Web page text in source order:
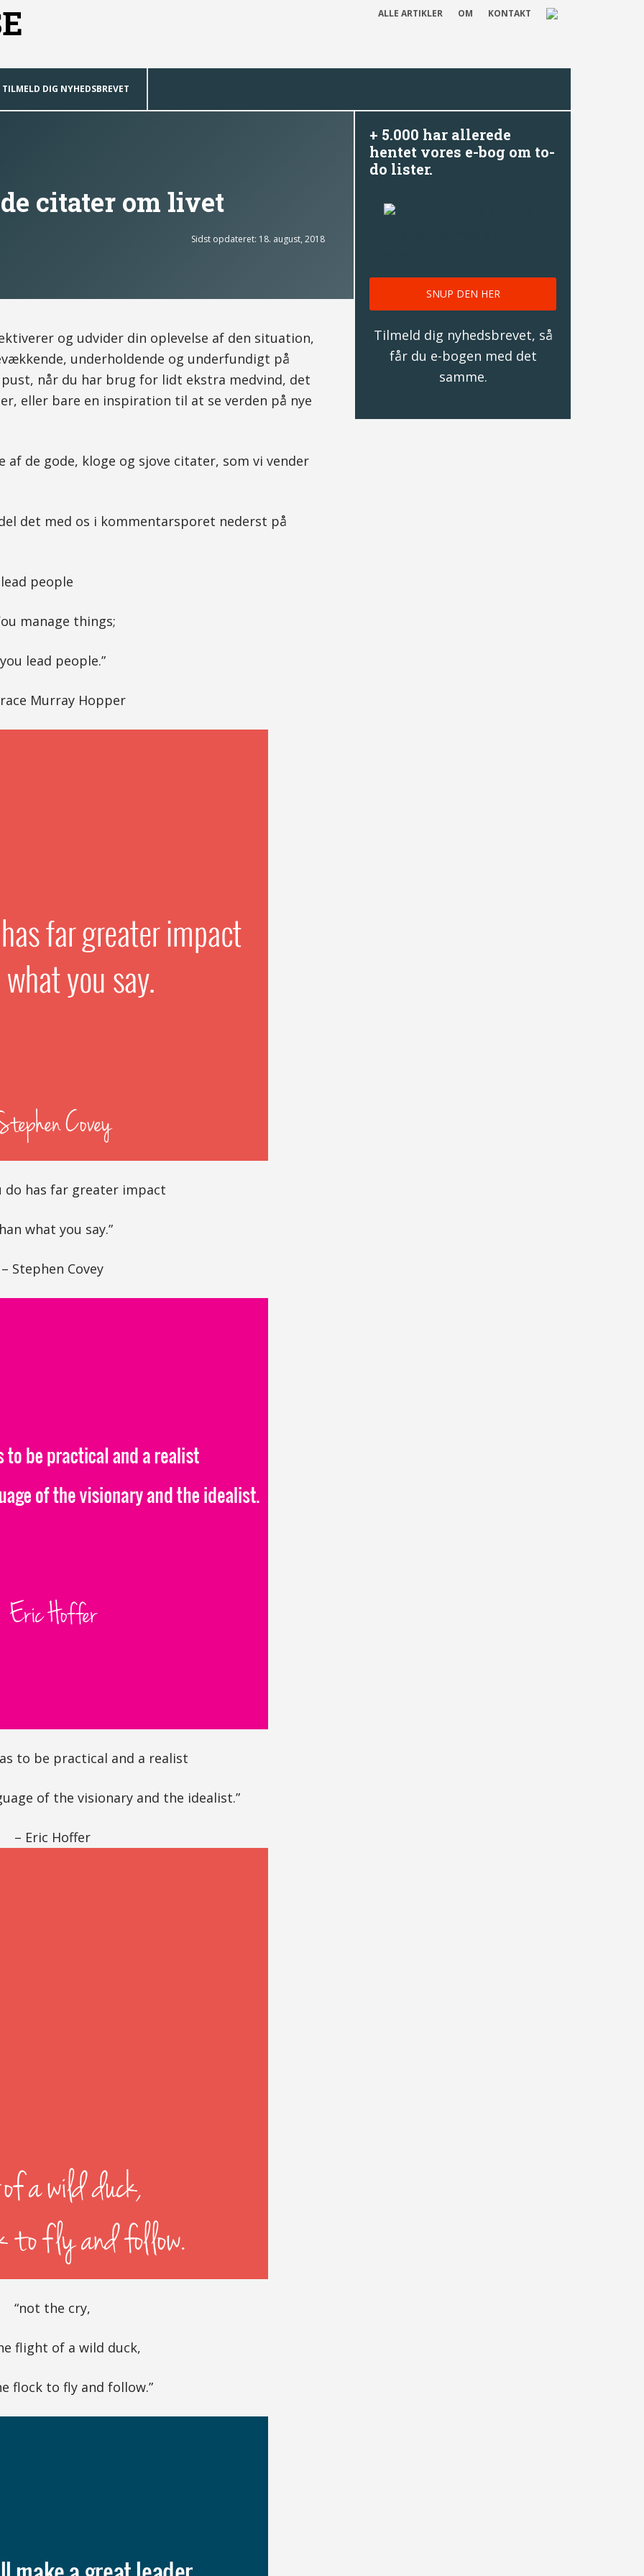
ALLE ARTIKLER OM KONTAKT
TILMELD DIG NYHEDSBREVET
citater om livet
Sidst opdateret: 18. august, 2018
og udvider din oplevelse af den situation,
underholdende og underfundigt på
når du har brug for lidt ekstra medvind, det
eller bare en inspiration til at se verden på nye
de gode, kloge og sjove citater, som vi vender
det med os i kommentarsporet nederst på
manage things;
you lead people.”
Murray Hopper
do has far greater impact
what you say.”
– Stephen Covey
to be practical and a realist
of the visionary and the idealist.”
– Eric Hoffer
“not the cry,
flight of a wild duck,
flock to fly and follow.”
+ 5.000 har allerede
hentet vores e-bog om to-
do lister.
SNUP DEN HER
Tilmeld dig nyhedsbrevet, så
får du e-bogen med det
samme.